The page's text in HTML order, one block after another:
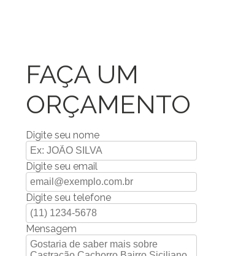
FAÇA UM
ORÇAMENTO
Digite seu nome
Digite seu email
Digite seu telefone
Mensagem